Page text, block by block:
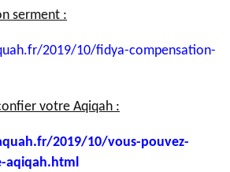
serment :
2019/10/fidya-compensation-
votre Aqiqah :
2019/10/vous-pouvez-
aqiqah.html